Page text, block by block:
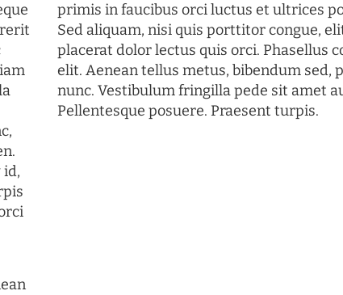
id,
primis in faucibus orci luctus et ultrices
Sed aliquam, nisi quis porttitor congue,
placerat dolor lectus quis orci. Phasellus
elit. Aenean tellus metus, bibendum sed,
nunc. Vestibulum fringilla pede sit amet
Pellentesque posuere. Praesent turpis.